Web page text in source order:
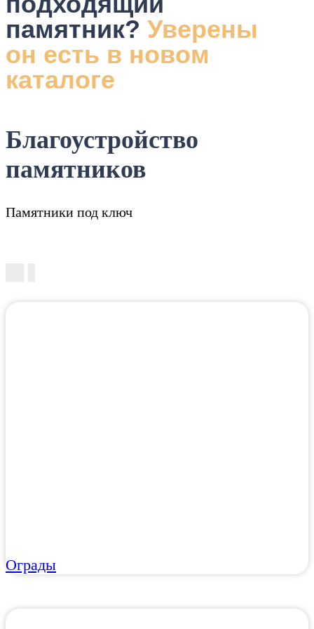
памятник? Уверены
он есть в новом
каталоге
Благоустройство
памятников
Памятники под ключ
Ограды